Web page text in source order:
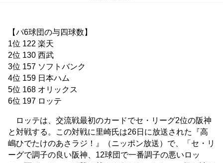
【パ6球団の与四球数】
1位 122 楽天
2位 130 西武
3位 157 ソフトバンク
4位 159 日本ハム
5位 168 オリックス
6位 197 ロッテ
ロッテは、交流戦最初のカードでセ・リーグ2位の阪神
と対戦する。この対戦に里崎氏は26日に放送された『高
嶋ひでたけのあさラジ！』（ニッポン放送）で、「セ・リ
ーグで調子の良い阪神、12球団で一番調子の悪いロッ